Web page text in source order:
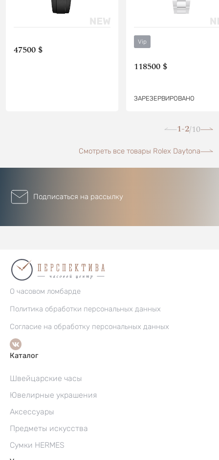
47500 $
Vip
118500 $
ЗАРЕЗЕРВИРОВАНО
1-2/10
Смотреть все товары Rolex Daytona
Подписаться на рассылку
О часовом ломбарде
Политика обработки персональных данных
Согласие на обработку персональных данных
Каталог
Швейцарские часы
Ювелирные украшения
Аксессуары
Предметы искусства
Сумки HERMES